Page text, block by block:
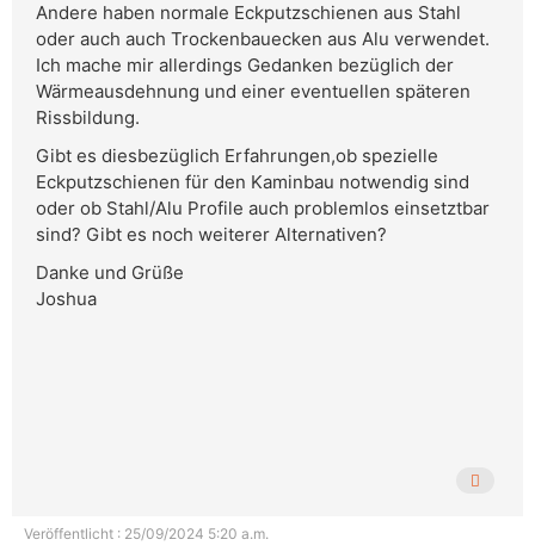
Andere haben normale Eckputzschienen aus Stahl
oder auch auch Trockenbauecken aus Alu verwendet.
Ich mache mir allerdings Gedanken bezüglich der
Wärmeausdehnung und einer eventuellen späteren
Rissbildung.
Gibt es diesbezüglich Erfahrungen,ob spezielle
Eckputzschienen für den Kaminbau notwendig sind
oder ob Stahl/Alu Profile auch problemlos einsetztbar
sind? Gibt es noch weiterer Alternativen?
Danke und Grüße
Joshua
Veröffentlicht : 25/09/2024 5:20 a.m.